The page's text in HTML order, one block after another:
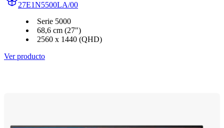
27E1N5500LA/00
Serie 5000
68,6 cm (27")
2560 x 1440 (QHD)
Ver producto